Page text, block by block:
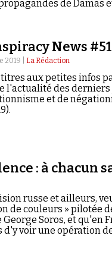
de Damas
News
2019 | La Rédaction
titres aux petites infos
l'actualité des derniers
et de
: à chacun
russe et ailleurs,
de couleurs » pilotée
Soros, et qu'en
voir une opération